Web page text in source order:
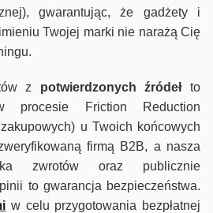
gwarantując, że gadżety i
Twojej marki nie narażą Cię
z potwierdzonych źródełto
procesie Friction Reduction
u Twoich końcowych
firmą B2B, a nasza
zwrotów oraz publicznie
to gwarancja bezpieczeństwa.
w celu przygotowania bezpłatnej